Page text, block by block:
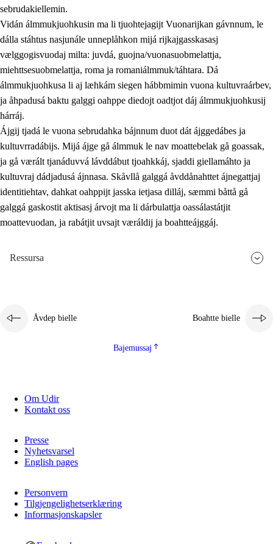
sebrudakiellemin.
Vidán álmmukjuohkusin ma li tjuohtejagijt Vuonarijkan gávnnum, le
dálla stáhtus nasjunále unneplåhkon mijá rijkajgasskasasj
vælggogisvuodaj milta: juvdá, guojna/vuonasuobmelattja,
miehttsesuobmelattja, roma ja romaniálmmuk/táhtara. Dá
álmmukjuohkusa li aj læhkám siegen hábbmimin vuona kultuvraárbev,
ja åhpadusá baktu galggi oahppe diedojt oadtjot dáj álmmukjuohkusij
hárráj.
Ájgij tjadá le vuona sebrudahka bájnnum duot dát ájggedábes ja
kultuvrradábijs. Mijá ájge gå álmmuk le nav moattebelak gå goassak,
ja gå værált tjanáduvvá lávddábut tjoahkkáj, sjaddi giellamáhto ja
kultuvraj dádjadusá ájnnasa. Skåvllå galggá åvddånahttet ájnegattjaj
identitiehtav, dahkat oahppijt jasska ietjasa dilláj, sæmmi båttå gå
galggá gaskostit aktisasj árvojt ma li dárbulattja oassálastátjit
moattevuodan, ja rabátjit uvsajt væráldij ja boahtteájggáj.
Ressursa
Åvdep bielle Boahtte bielle
Bajemussaj
Om Udir
Kontakt oss
Presse
Nyhetsvarsel
English pages
Personvern
Tilgjengelighetserklæring
Informasjonskapsler